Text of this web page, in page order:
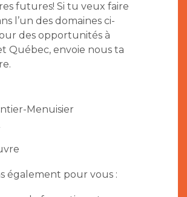
futures! Si tu veux faire
l’un des domaines ci-
des opportunités à
Québec, envoie nous ta
Menuisier
également pour vous :